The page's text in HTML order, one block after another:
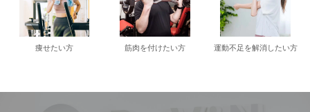
痩せたい方 筋肉を付けたい方 運動不足を解消したい方